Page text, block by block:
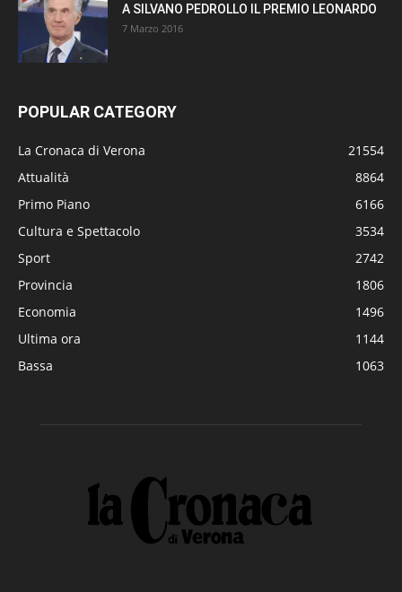
A SILVANO PEDROLLO IL PREMIO LEONARDO
7 Marzo 2016
POPULAR CATEGORY
La Cronaca di Verona
21554
Attualità
8864
Primo Piano
6166
Cultura e Spettacolo
3534
Sport
2742
Provincia
1806
Economia
1496
Ultima ora
1144
Bassa
1063